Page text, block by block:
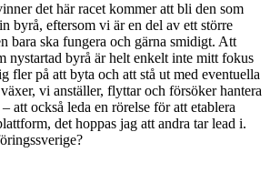
det här racet kommer att bli den som
byrå, eftersom vi är en del av ett större
bara ska fungera och gärna smidigt. Att
nystartad byrå är helt enkelt inte mitt fokus
fler på att byta och att stå ut med eventuella
vi anställer, flyttar och försöker hantera
att också leda en rörelse för att etablera
det hoppas jag att andra tar lead i.